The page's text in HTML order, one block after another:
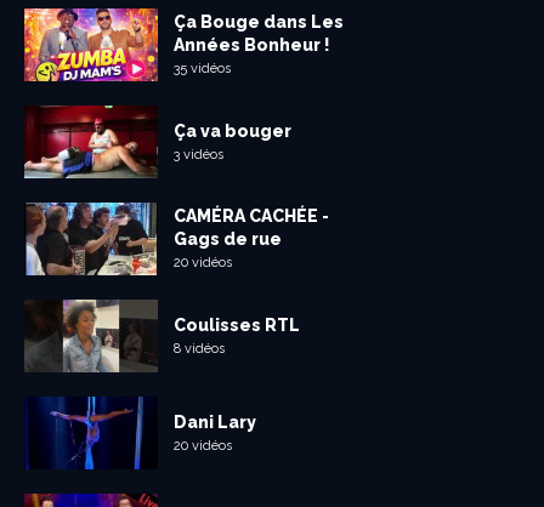
Ça Bouge dans Les
Années Bonheur !
35 vidéos
Ça va bouger
3 vidéos
CAMÉRA CACHÉE -
Gags de rue
20 vidéos
Coulisses RTL
8 vidéos
Dani Lary
20 vidéos